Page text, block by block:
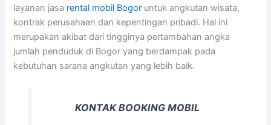
layanan jasa rental mobil Bogor untuk angkutan wisata,
kontrak perusahaan dan kepentingan pribadi. Hal ini
merupakan akibat dari tingginya pertambahan angka
jumlah penduduk di Bogor yang berdampak pada
kebutuhan sarana angkutan yang lebih baik.
KONTAK BOOKING MOBIL